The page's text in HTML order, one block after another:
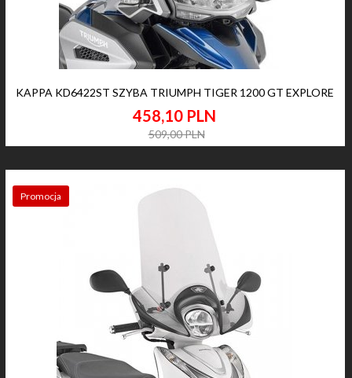
KAPPA KD6422ST SZYBA TRIUMPH TIGER 1200 GT EXPLORE
458,10 PLN
509,00 PLN
Promocja